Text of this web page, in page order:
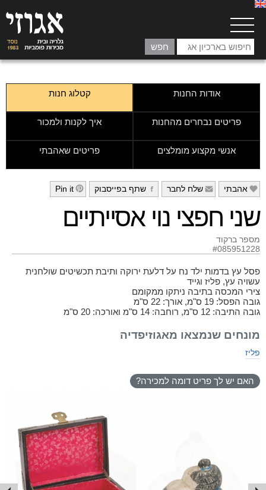
אודות החנות קטלוג חנות
פריטים נבחרים מהחנות איך לקנות ולמכור
אנשי מקצוע מומלצים פריטים שאהבתי
e אהבתי f שלח לחבר g שתף בפייסבוק h
Pin it
שני חפצי נוי אסייתיים
מספר ברקוד
#085951228
פסל עץ בדמות ילד נח על דלעת ירוקה ותיבת תכשיטים שולחנית
עשויה עץ, פליז וגייד
צירי המכסה בתיבה ניתקו ממקומם
גובה הפסל: 19 ס"מ, אורך: 22 ס"מ
גובה התיבה: 12 ס"מ, רוחבה: 14 ס"מ ואורכה: 20 ס"מ
מונחים שנמצאו מאגוזיפדיה
פליז
האם יש לך פריט דומה למכירה?